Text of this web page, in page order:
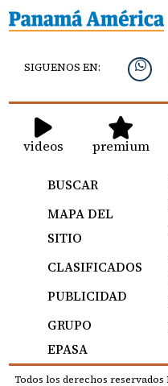
SIGUENOS EN:
videos premium
BUSCAR
MAPA DEL
SITIO
CLASIFICADOS
PUBLICIDAD
GRUPO
EPASA
Todos los derechos reservados